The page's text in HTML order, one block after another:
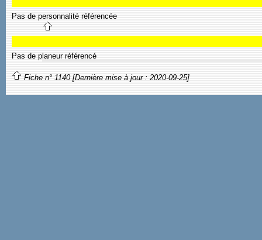
Pas de personnalité référencée
Pas de planeur référencé
Fiche n° 1140 [Dernière mise à jour : 2020-09-25]